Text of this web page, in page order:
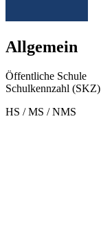
Allgemein
Öffentliche Schule
Schulkennzahl
HS / MS / NMS